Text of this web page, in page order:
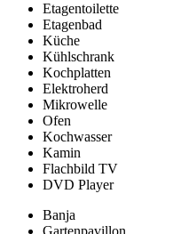
Etagentoilette
Etagenbad
Küche
Kühlschrank
Kochplatten
Elektroherd
Mikrowelle
Ofen
Kochwasser
Kamin
Flachbild TV
DVD Player
Banja